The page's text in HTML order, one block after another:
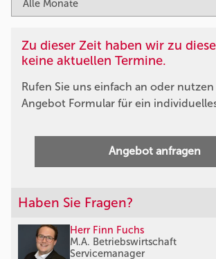
Zu dieser Zeit haben wir zu
keine aktuellen Termine.
Rufen Sie uns einfach an oder nutzen
Angebot Formular für ein
Angebot anfragen
Haben Sie Fragen?
Herr Finn Fuchs
M.A. Betriebswirtschaft
Servicemanager